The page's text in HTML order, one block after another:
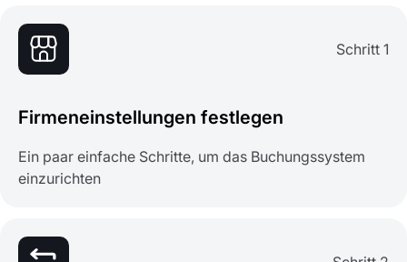
Schritt 1
Firmeneinstellungen festlegen
Ein paar einfache Schritte, um das Buchungssystem
einzurichten